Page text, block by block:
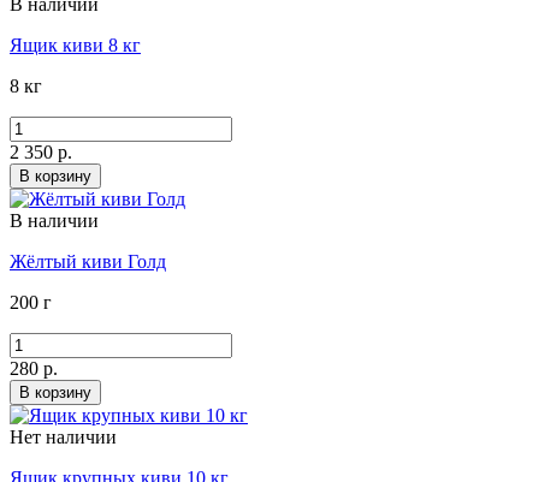
В наличии
Ящик киви 8 кг
8 кг
2 350 р.
В корзину
В наличии
Жёлтый киви Голд
200 г
280 р.
В корзину
Нет наличии